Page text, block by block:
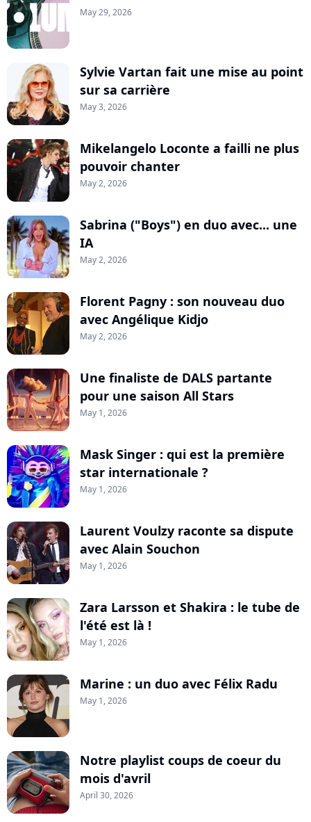
May 29, 2026
Sylvie Vartan fait une mise au point
sur sa carrière
May 3, 2026
Mikelangelo Loconte a failli ne plus
pouvoir chanter
May 2, 2026
Sabrina ("Boys") en duo avec... une
IA
May 2, 2026
Florent Pagny : son nouveau duo
avec Angélique Kidjo
May 2, 2026
Une finaliste de DALS partante
pour une saison All Stars
May 1, 2026
Mask Singer : qui est la première
star internationale ?
May 1, 2026
Laurent Voulzy raconte sa dispute
avec Alain Souchon
May 1, 2026
Zara Larsson et Shakira : le tube de
l'été est là !
May 1, 2026
Marine : un duo avec Félix Radu
May 1, 2026
Notre playlist coups de coeur du
mois d'avril
April 30, 2026